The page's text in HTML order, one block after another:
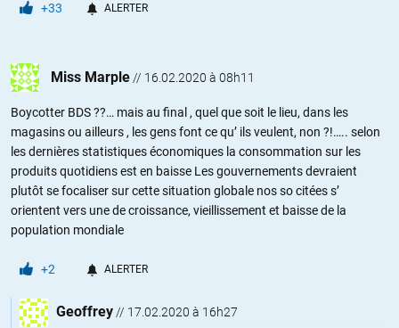
+33 ALERTER
Miss Marple// 16.02.2020 à 08h11
Boycotter BDS ??… mais au final , quel que soit le lieu, dans les
magasins ou ailleurs , les gens font ce qu’ ils veulent, non ?!….. selon
les dernières statistiques économiques la consommation sur les
produits quotidiens est en baisse Les gouvernements devraient
plutôt se focaliser sur cette situation globale nos so citées s’
orientent vers une de croissance, vieillissement et baisse de la
population mondiale
+2 ALERTER
Geoffrey// 17.02.2020 à 16h27